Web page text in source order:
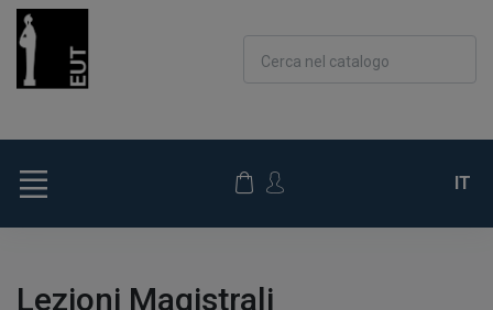
Cerca nel catalogo
IT
Lezioni Magistrali